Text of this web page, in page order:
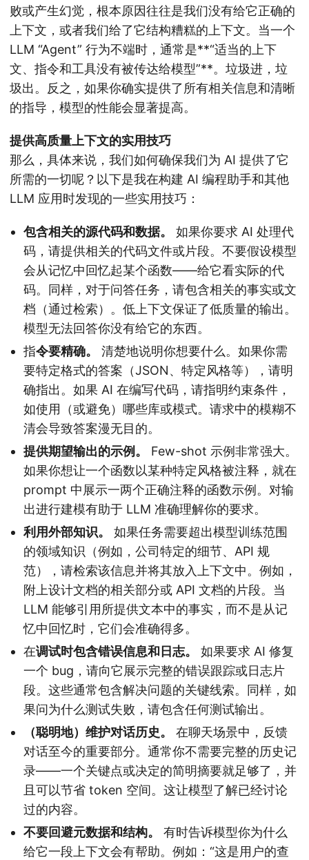
败或产生幻觉，根本原因往往是我们没有给它正确的
上下文，或者我们给了它结构糟糕的上下文。当一个
LLM “Agent” 行为不端时，通常是**“适当的上下
文、指令和工具没有被传达给模型”**。垃圾进，垃
圾出。反之，如果你确实提供了所有相关信息和清晰
的指导，模型的性能会显著提高。
提供高质量上下文的实用技巧
那么，具体来说，我们如何确保我们为 AI 提供了它
所需的一切呢？以下是我在构建 AI 编程助手和其他
LLM 应用时发现的一些实用技巧：
包含相关的源代码和数据。
如果你要求 AI 处理代
码，请提供相关的代码文件或片段。不要假设模型
会从记忆中回忆起某个函数——给它看实际的代
码。同样，对于问答任务，请包含相关的事实或文
档（通过检索）。低上下文保证了低质量的输出。
模型无法回答你没有给它的东西。
指令要精确。
清楚地说明你想要什么。如果你需
要特定格式的答案（JSON、特定风格等），请明
确指出。如果 AI 在编写代码，请指明约束条件，
如使用（或避免）哪些库或模式。请求中的模糊不
清会导致答案漫无目的。
提供期望输出的示例。
Few-shot 示例非常强大。
如果你想让一个函数以某种特定风格被注释，就在
prompt 中展示一两个正确注释的函数示例。对输
出进行建模有助于 LLM 准确理解你的要求。
利用外部知识。
如果任务需要超出模型训练范围
的领域知识（例如，公司特定的细节、API 规
范），请检索该信息并将其放入上下文中。例如，
附上设计文档的相关部分或 API 文档的片段。当
LLM 能够引用所提供文本中的事实，而不是从记
忆中回忆时，它们会准确得多。
在调试时包含错误信息和日志。
如果要求 AI 修复
一个 bug，请向它展示完整的错误跟踪或日志片
段。这些通常包含解决问题的关键线索。同样，如
果问为什么测试失败，请包含任何测试输出。
（聪明地）维护对话历史。
在聊天场景中，反馈
对话至今的重要部分。通常你不需要完整的历史记
录——一个关键点或决定的简明摘要就足够了，并
且可以节省 token 空间。这让模型了解已经讨论
过的内容。
不要回避元数据和结构。
有时告诉模型你为什么
给它一段上下文会有帮助。例如：“这是用户的查